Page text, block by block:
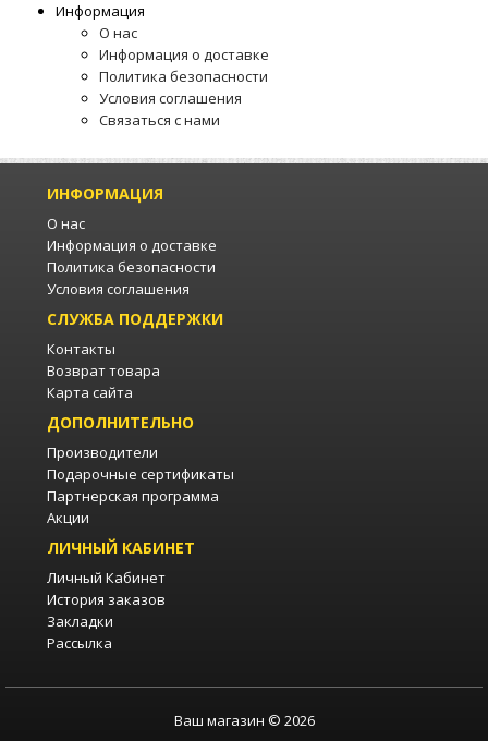
Информация
О нас
Информация о доставке
Политика безопасности
Условия соглашения
Связаться с нами
ИНФОРМАЦИЯ
О нас
Информация о доставке
Политика безопасности
Условия соглашения
СЛУЖБА ПОДДЕРЖКИ
Контакты
Возврат товара
Карта сайта
ДОПОЛНИТЕЛЬНО
Производители
Подарочные сертификаты
Партнерская программа
Акции
ЛИЧНЫЙ КАБИНЕТ
Личный Кабинет
История заказов
Закладки
Рассылка
Ваш магазин © 2026